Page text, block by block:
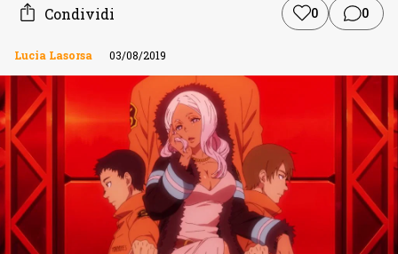
Condividi 0 0
Lucia Lasorsa 03/08/2019